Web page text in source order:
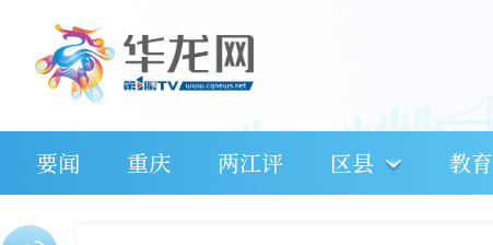
要闻 重庆 两江评 区县 教育